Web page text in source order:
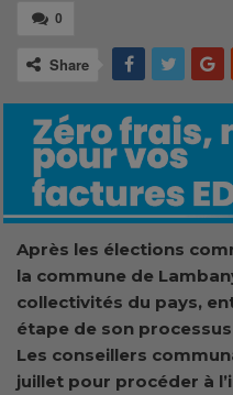
0
Share
Après les élections
la commune de
collectivités du pays,
étape de son
Les conseillers
juillet pour procéder à